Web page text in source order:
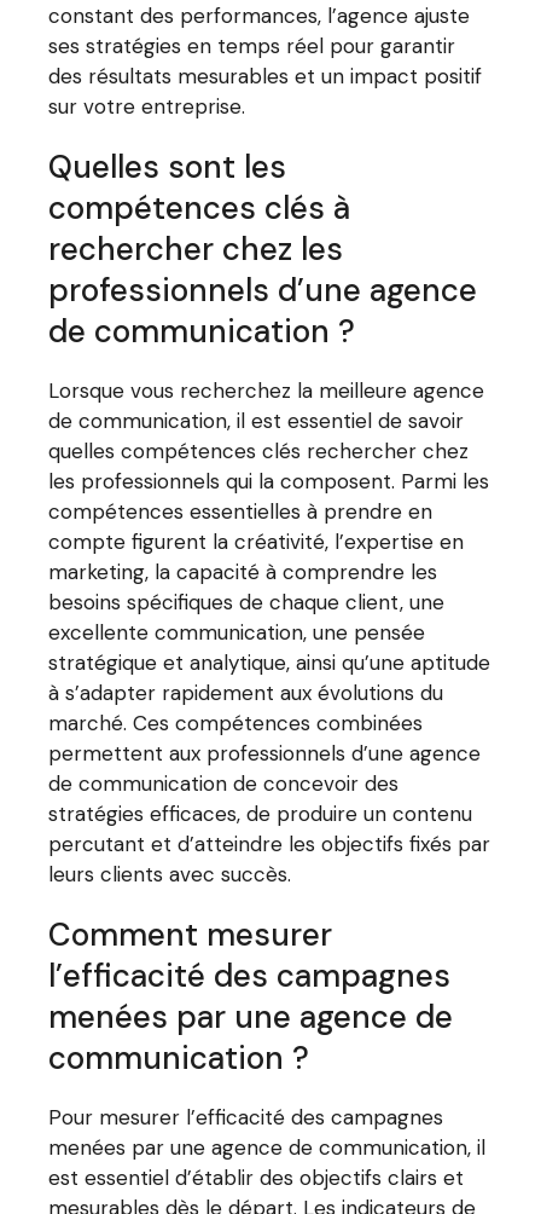
constant des performances, l’agence ajuste
ses stratégies en temps réel pour garantir
des résultats mesurables et un impact positif
sur votre entreprise.
Quelles sont les
compétences clés à
rechercher chez les
professionnels d’une agence
de communication ?
Lorsque vous recherchez la meilleure agence
de communication, il est essentiel de savoir
quelles compétences clés rechercher chez
les professionnels qui la composent. Parmi les
compétences essentielles à prendre en
compte figurent la créativité, l’expertise en
marketing, la capacité à comprendre les
besoins spécifiques de chaque client, une
excellente communication, une pensée
stratégique et analytique, ainsi qu’une aptitude
à s’adapter rapidement aux évolutions du
marché. Ces compétences combinées
permettent aux professionnels d’une agence
de communication de concevoir des
stratégies efficaces, de produire un contenu
percutant et d’atteindre les objectifs fixés par
leurs clients avec succès.
Comment mesurer
l’efficacité des campagnes
menées par une agence de
communication ?
Pour mesurer l’efficacité des campagnes
menées par une agence de communication, il
est essentiel d’établir des objectifs clairs et
mesurables dès le départ. Les indicateurs de